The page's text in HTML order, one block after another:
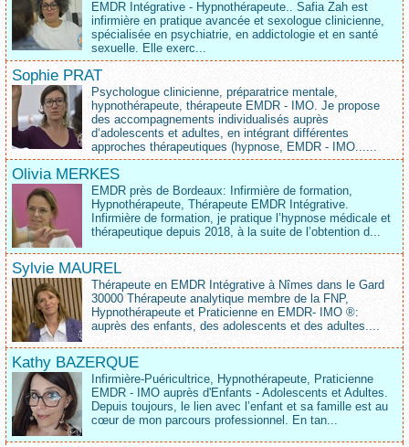
EMDR Intégrative - Hypnothérapeute.. Safia Zah est
infirmière en pratique avancée et sexologue clinicienne,
spécialisée en psychiatrie, en addictologie et en santé
sexuelle. Elle exerc...
Sophie PRAT
Psychologue clinicienne, préparatrice mentale,
hypnothérapeute, thérapeute EMDR - IMO. Je propose
des accompagnements individualisés auprès
d‘adolescents et adultes, en intégrant différentes
approches thérapeutiques (hypnose, EMDR - IMO......
Olivia MERKES
EMDR près de Bordeaux: Infirmière de formation,
Hypnothérapeute, Thérapeute EMDR Intégrative.
Infirmière de formation, je pratique l’hypnose médicale et
thérapeutique depuis 2018, à la suite de l’obtention d...
Sylvie MAUREL
Thérapeute en EMDR Intégrative à Nîmes dans le Gard
30000 Thérapeute analytique membre de la FNP,
Hypnothérapeute et Praticienne en EMDR- IMO ®:
auprès des enfants, des adolescents et des adultes....
Kathy BAZERQUE
Infirmière-Puéricultrice, Hypnothérapeute, Praticienne
EMDR - IMO auprès d'Enfants - Adolescents et Adultes.
Depuis toujours, le lien avec l’enfant et sa famille est au
cœur de mon parcours professionnel. En tan...